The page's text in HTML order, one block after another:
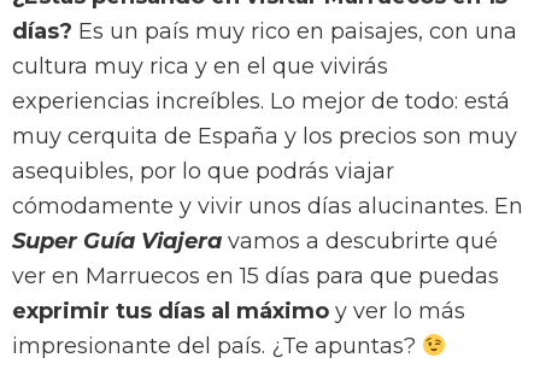
días? Es un país muy rico en paisajes, con una
cultura muy rica y en el que vivirás
experiencias increíbles. Lo mejor de todo: está
muy cerquita de España y los precios son muy
asequibles, por lo que podrás viajar
cómodamente y vivir unos días alucinantes. En
Super Guía Viajera vamos a descubrirte qué
ver en Marruecos en 15 días para que puedas
exprimir tus días al máximo y ver lo más
impresionante del país. ¿Te apuntas?